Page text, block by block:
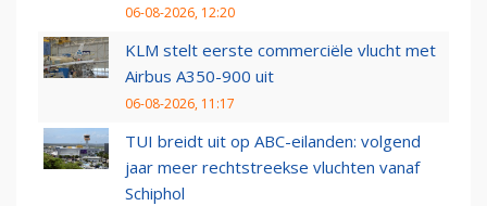
06-08-2026, 12:20
KLM stelt eerste commerciële vlucht met
Airbus A350-900 uit
06-08-2026, 11:17
TUI breidt uit op ABC-eilanden: volgend
jaar meer rechtstreekse vluchten vanaf
Schiphol